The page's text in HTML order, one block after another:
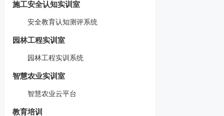
施工安全认知实训室
安全教育认知测评系统
园林工程实训室
园林工程实训系统
智慧农业实训室
智慧农业云平台
教育培训